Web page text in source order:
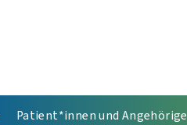
Patient*innen und Angehörige